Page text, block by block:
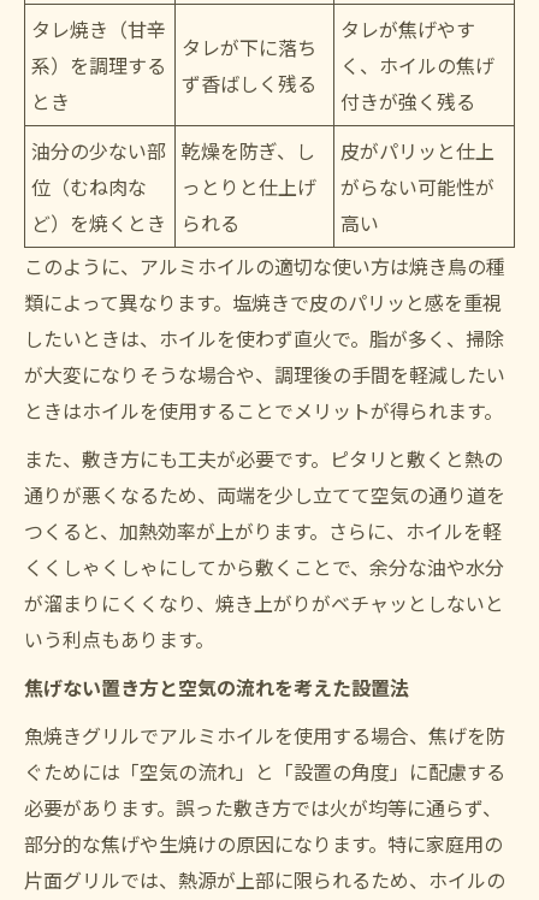
タレ焼き（甘辛
系）を調理する
とき
タレが下に落ち
ず香ばしく残る
タレが焦げやす
く、ホイルの焦げ
付きが強く残る
油分の少ない部
位（むね肉な
ど）を焼くとき
乾燥を防ぎ、し
っとりと仕上げ
られる
皮がパリッと仕上
がらない可能性が
高い
このように、アルミホイルの適切な使い方は焼き鳥の種
類によって異なります。塩焼きで皮のパリッと感を重視
したいときは、ホイルを使わず直火で。脂が多く、掃除
が大変になりそうな場合や、調理後の手間を軽減したい
ときはホイルを使用することでメリットが得られます。
また、敷き方にも工夫が必要です。ピタリと敷くと熱の
通りが悪くなるため、両端を少し立てて空気の通り道を
つくると、加熱効率が上がります。さらに、ホイルを軽
くくしゃくしゃにしてから敷くことで、余分な油や水分
が溜まりにくくなり、焼き上がりがベチャッとしないと
いう利点もあります。
焦げない置き方と空気の流れを考えた設置法
魚焼きグリルでアルミホイルを使用する場合、焦げを防
ぐためには「空気の流れ」と「設置の角度」に配慮する
必要があります。誤った敷き方では火が均等に通らず、
部分的な焦げや生焼けの原因になります。特に家庭用の
片面グリルでは、熱源が上部に限られるため、ホイルの